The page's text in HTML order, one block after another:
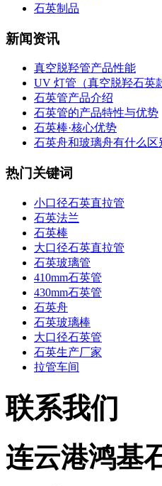
石英制品
新闻资讯
真空脱羟管产品性能
UV 灯管（真空脱羟石英
石英管产品介绍
石英管的产品特性与优势
石英棒·核心优势
石英舟和玻璃舟有什么区
热门关键词
小口径石英直拉管
石英法兰
石英棒
大口径石英直拉管
石英玻璃管
410mm石英管
430mm石英管
石英舟
石英玻璃棒
大口径石英管
石英生产厂家
拉管车间
联系我们
连云港鸿基